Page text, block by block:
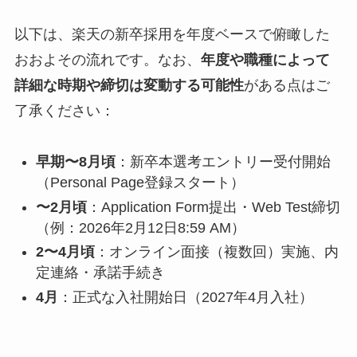
以下は、楽天の新卒採用を年度ベースで俯瞰した
おおよその流れです。なお、 年度や職種によって
詳細な時期や締切は変動する可能性がある点はご
了承ください：
早期〜8月頃：新卒本選考エントリー受付開始
（Personal Page登録スタート）
〜2月頃：Application Form提出・Web Test締切
（例：2026年2月12日8:59 AM）
2〜4月頃：オンライン面接（複数回）実施、内
定連絡・承諾手続き
4月
：正式な入社開始日（2027年4月入社）